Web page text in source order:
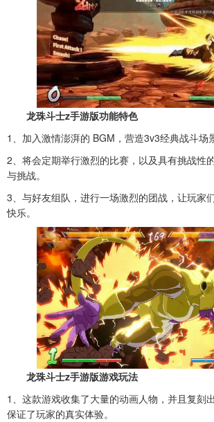
龙珠斗士z手游版功能特色
1、加入激情澎湃的 BGM，营造3v3经典战斗场
2、将会定期举行激烈的比赛，以及具有挑战性
与挑战。
3、与好友组队，进行一场激烈的团战，让玩家
快乐。
龙珠斗士z手游版游戏玩法
1、这款游戏收集了大量的动画人物，并且复刻
保证了玩家的真实体验。